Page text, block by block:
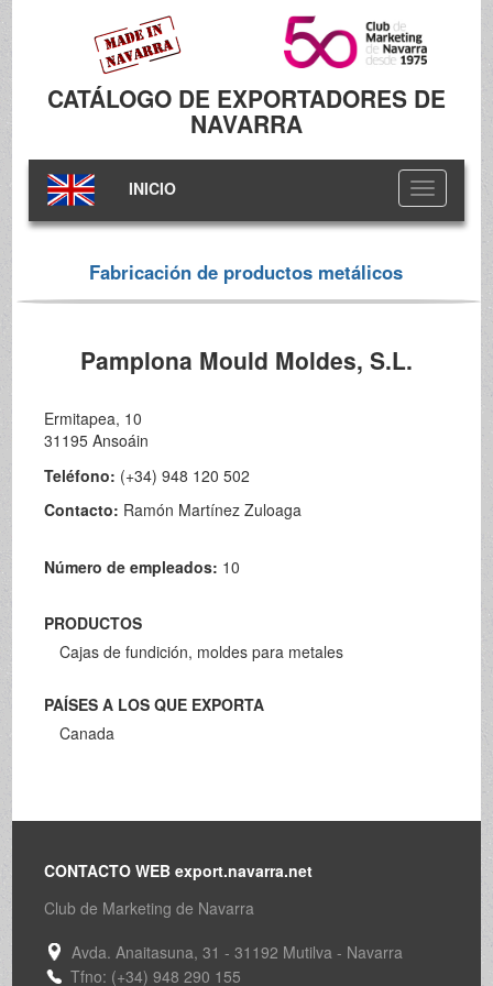
CATÁLOGO DE EXPORTADORES DE
NAVARRA
Toggle
navigation
INICIO
Fabricación de productos metálicos
Pamplona Mould Moldes, S.L.
Ermitapea, 10
31195 Ansoáin
Teléfono: (+34) 948 120 502
Contacto: Ramón Martínez Zuloaga
Número de empleados: 10
PRODUCTOS
Cajas de fundición, moldes para metales
PAÍSES A LOS QUE EXPORTA
Canada
CONTACTO WEB export.navarra.net
Club de Marketing de Navarra
Avda. Anaitasuna, 31 - 31192 Mutilva - Navarra
Tfno: (+34) 948 290 155